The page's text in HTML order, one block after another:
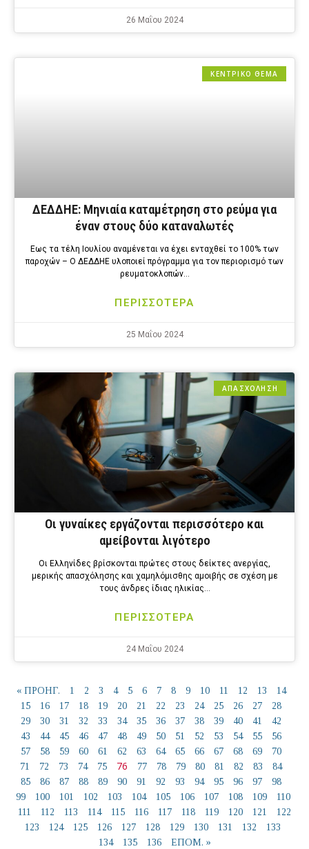
26 Μαΐου 2024
ΚΕΝΤΡΙΚΟ ΘΕΜΑ
ΔΕΔΔΗΕ: Μηνιαία καταμέτρηση στο ρεύμα για
έναν στους δύο καταναλωτές
Εως τα τέλη Ιουλίου αναμένεται να έχει ενταχθεί το 100% των
παροχών – Ο ΔΕΔΔΗΕ υλοποιεί πρόγραμμα για τον περιορισμό των
ρευματοκλοπών…
ΠΕΡΙΣΣΟΤΕΡΑ
25 Μαΐου 2024
ΑΠΑΣΧΟΛΗΣΗ
Οι γυναίκες εργάζονται περισσότερο και
αμείβονται λιγότερο
Οι Ελληνίδες βρίσκονται πρώτες στους δείκτες ανεργίας,
μερικής απασχόλησης και χαμηλόμισθης αμοιβής σε σχέση με
τους άνδρες ίδιας ηλικίας…
ΠΕΡΙΣΣΟΤΕΡΑ
24 Μαΐου 2024
« ΠΡΟΗΓ. 1 2 3 4 5 6 7 8 9 10 11 12 13
14
15
16 17 18 19 20 21 22 23 24 25 26 27
28
29
30 31 32 33 34 35 36 37 38 39 40 41
42
43
44 45 46 47 48 49 50 51 52 53 54 55
56
57
58 59 60 61 62 63 64 65 66 67 68 69
70
71
72 73 74 75 76 77 78 79 80 81 82 83
84
85
86 87 88 89 90 91 92 93 94 95 96 97
98
99
100 101 102 103 104 105 106 107 108 109
110
111
112 113 114 115 116 117 118 119 120 121
122
123
124 125 126 127 128 129 130 131 132
133
134
135 136 ΕΠΟΜ. »